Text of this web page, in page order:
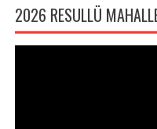
2026 RESULLÜ